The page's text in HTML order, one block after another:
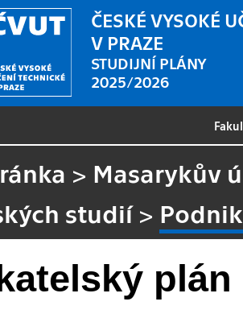
ČESKÉ VYSOKÉ
V PRAZE
STUDIJNÍ PLÁNY
2025/2026
> Masarykův
studií>
plán